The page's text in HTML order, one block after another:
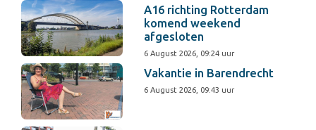
A16 richting Rotterdam
komend weekend
afgesloten
6 August 2026, 09:24 uur
Vakantie in Barendrecht
6 August 2026, 09:43 uur